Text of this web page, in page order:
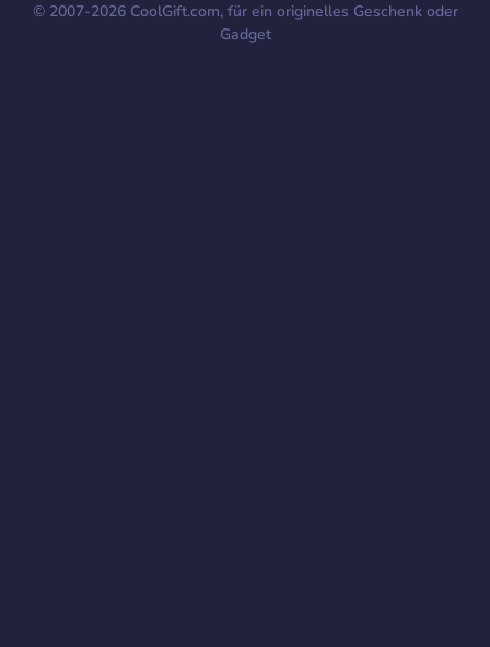
© 2007-2026CoolGift.com, für ein originelles Geschenk oder
Gadget